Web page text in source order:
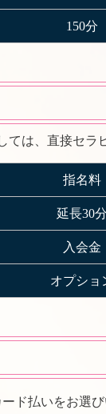
150分
は、直接セラ
指名料
延長30分
入会金
オプショ
ド払いをお選び